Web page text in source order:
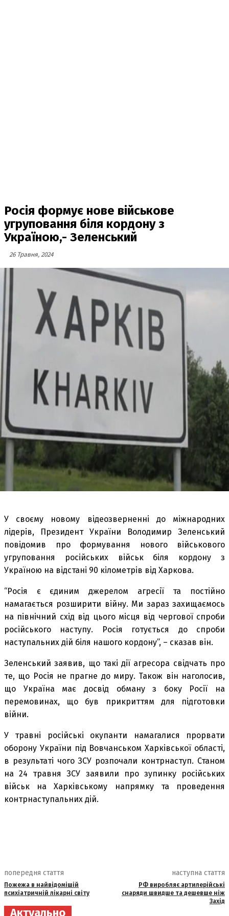
Росія формує нове військове
угруповання біля кордону з
Україною,- Зеленський
26 Травня, 2024
У своєму новому відеозверненні до міжнародних
лідерів, Президент України Володимир Зеленський
повідомив про формування нового військового
угруповання російських військ біля кордону з
Україною на відстані 90 кілометрів від Харкова.
“Росія є єдиним джерелом агресії та постійно
намагається розширити війну. Ми зараз захищаємось
на північний схід від цього місця від чергової спроби
російського наступу. Росія готується до спроби
наступальних дій біля нашого кордону”, – сказав він.
Зеленський заявив, що такі дії агресора свідчать про
те, що Росія не прагне до миру. Також він наголосив,
що Україна має досвід обману з боку Росії на
перемовинах, що був прикриттям для підготовки
війни.
У травні російські окупанти намагалися прорвати
оборону України під Вовчанськом Харківської області,
в результаті чого ЗСУ розпочали контрнаступ. Станом
на 24 травня ЗСУ заявили про зупинку російських
військ на Харківському напрямку та проведення
контрнаступальних дій.
попередня стаття
Пожежа в найвідомішій
психіатричній лікарні світу
наступна стаття
РФ виробляє артилерійські
снаряди швидше та дешевше ніж
Захід
Актуально